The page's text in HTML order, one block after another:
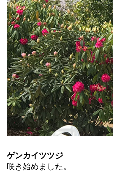
ゲンカイツツジ
咲き始めました。